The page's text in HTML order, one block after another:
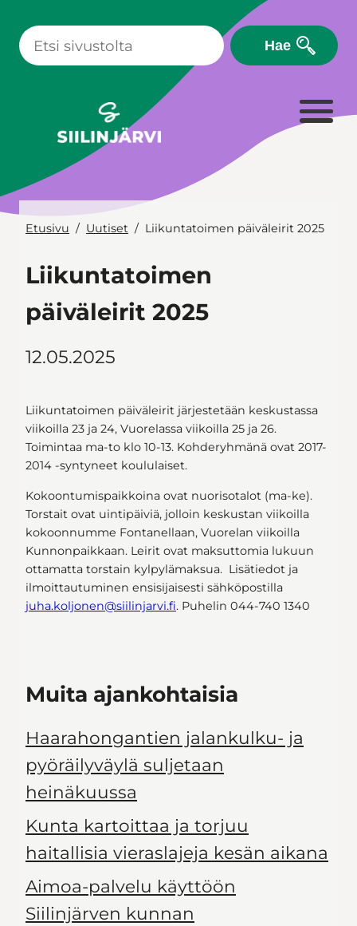
sisältöön
Hae
Etusivu Uutiset Liikuntatoimen päiväleirit 2025
Liikuntatoimen
päiväleirit 2025
12.05.2025
Liikuntatoimen päiväleirit järjestetään keskustassa
viikoilla 23 ja 24, Vuorelassa viikoilla 25 ja 26.
Toimintaa ma-to klo 10-13. Kohderyhmänä ovat 2017-
2014 -syntyneet koululaiset.
Kokoontumispaikkoina ovat nuorisotalot (ma-ke).
Torstait ovat uintipäiviä, jolloin keskustan viikoilla
kokoonnumme Fontanellaan, Vuorelan viikoilla
Kunnonpaikkaan. Leirit ovat maksuttomia lukuun
ottamatta torstain kylpylämaksua. Lisätiedot ja
ilmoittautuminen ensisijaisesti sähköpostilla
juha.koljonen@siilinjarvi.fi. Puhelin 044-740 1340
Muita ajankohtaisia
Haarahongantien jalankulku- ja
pyöräilyväylä suljetaan
heinäkuussa
Kunta kartoittaa ja torjuu
haitallisia vieraslajeja kesän aikana
Aimoa-palvelu käyttöön
Siilinjärven kunnan